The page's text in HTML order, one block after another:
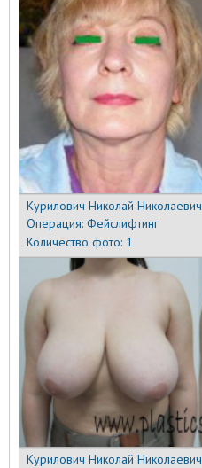
Курилович Николай Николаевич
Операция:Фейслифтинг
Количество фото: 1
Курилович Николай Николаевич